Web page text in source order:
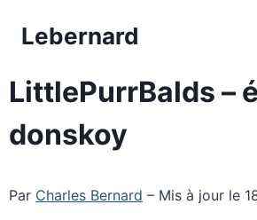
Lebernard
LittlePurrBalds –
donskoy
Par Charles Bernard – Mis à jour le